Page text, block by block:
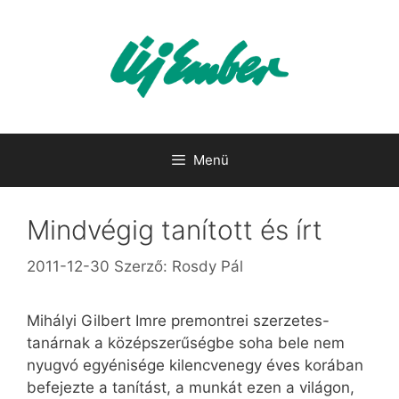
Menü
Mindvégig tanított és írt
2011-12-30 Szerző: Rosdy Pál
Mihályi Gilbert Imre premontrei szerzetes-
tanárnak a középszerűségbe soha bele nem
nyugvó egyénisége kilencvenegy éves korában
befejezte a tanítást, a munkát ezen a világon,